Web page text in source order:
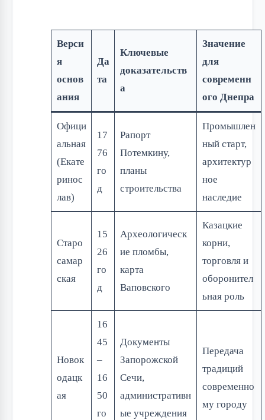
Верси
я
основ
ания
Да
та
Ключевые
доказательств
а
Значение
для
современн
ого Днепра
Офици
альная
(Екате
ринос
лав)
17
76
го
д
Рапорт
Потемкину,
планы
строительства
Промышлен
ный старт,
архитектур
ное
наследие
Старо
самар
ская
15
26
го
д
Археологическ
ие пломбы,
карта
Ваповского
Казацкие
корни,
торговля и
оборонител
ьная роль
Новок
одацк
ая
16
45
–
16
50
го
Документы
Запорожской
Сечи,
административн
ые учреждения
Передача
традиций
современно
му городу